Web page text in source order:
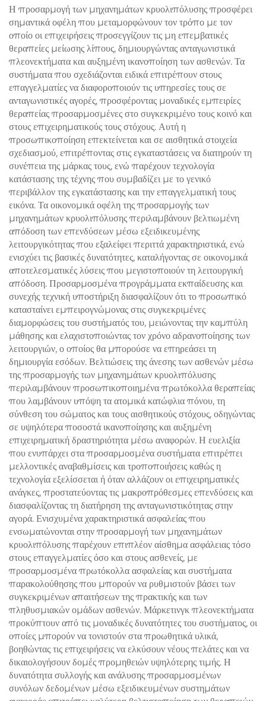
κρυοθεραπείας για μείωση
βάρους και αισθητική
φροντίδα
προστασία του επιδερμίδα
και συνεχή, μη επαφόμενη
χρήση σε κλινικές
Η προσαρμογή των μηχανημάτων κρυολιπόλυσης προσφέρει
σημαντικά οφέλη που μεταμορφώνουν τον τρόπο με τον
οποίο οι επιχειρήσεις προσεγγίζουν τις μη επεμβατικές
θεραπείες μείωσης λίπους, δημιουργώντας ανταγωνιστικά
πλεονεκτήματα και αυξημένη ικανοποίηση των ασθενών. Τα
συστήματα που σχεδιάζονται ειδικά επιτρέπουν στους
επαγγελματίες να διαφοροποιούν τις υπηρεσίες τους σε
ανταγωνιστικές αγορές, προσφέροντας μοναδικές εμπειρίες
θεραπείας προσαρμοσμένες στο συγκεκριμένο τους κοινό και
στους επιχειρηματικούς τους στόχους. Αυτή η
προσωπικοποίηση επεκτείνεται και σε αισθητικά στοιχεία
σχεδιασμού, επιτρέποντας στις εγκαταστάσεις να διατηρούν τη
συνέπεια της μάρκας τους, ενώ παρέχουν τεχνολογία
κατάστασης της τέχνης που συμβαδίζει με το γενικό
περιβάλλον της εγκατάστασης και την επαγγελματική τους
εικόνα. Τα οικονομικά οφέλη της προσαρμογής των
μηχανημάτων κρυολιπόλυσης περιλαμβάνουν βελτιωμένη
απόδοση των επενδύσεων μέσω εξειδικευμένης
λειτουργικότητας που εξαλείφει περιττά χαρακτηριστικά, ενώ
ενισχύει τις βασικές δυνατότητες, καταλήγοντας σε οικονομικά
αποτελεσματικές λύσεις που μεγιστοποιούν τη λειτουργική
απόδοση. Προσαρμοσμένα προγράμματα εκπαίδευσης και
συνεχής τεχνική υποστήριξη διασφαλίζουν ότι το προσωπικό
κατασταίνει εμπειρογνώμονας στις συγκεκριμένες
διαμορφώσεις του συστήματός του, μειώνοντας την καμπύλη
μάθησης και ελαχιστοποιώντας τον χρόνο αδρανοποίησης των
λειτουργιών, ο οποίος θα μπορούσε να επηρεάσει τη
δημιουργία εσόδων. Βελτιώσεις της άνεσης των ασθενών μέσω
της προσαρμογής των μηχανημάτων κρυολιπόλυσης
περιλαμβάνουν προσωπικοποιημένα πρωτόκολλα θεραπείας
που λαμβάνουν υπόψη τα ατομικά κατώφλια πόνου, τη
σύνθεση του σώματος και τους αισθητικούς στόχους, οδηγώντας
σε υψηλότερα ποσοστά ικανοποίησης και αυξημένη
επιχειρηματική δραστηριότητα μέσω αναφορών. Η ευελιξία
που ενυπάρχει στα προσαρμοσμένα συστήματα επιτρέπει
μελλοντικές αναβαθμίσεις και τροποποιήσεις καθώς η
τεχνολογία εξελίσσεται ή όταν αλλάζουν οι επιχειρηματικές
ανάγκες, προστατεύοντας τις μακροπρόθεσμες επενδύσεις και
διασφαλίζοντας τη διατήρηση της ανταγωνιστικότητας στην
αγορά. Ενισχυμένα χαρακτηριστικά ασφαλείας που
ενσωματώνονται στην προσαρμογή των μηχανημάτων
κρυολιπόλυσης παρέχουν επιπλέον αίσθημα ασφάλειας τόσο
στους επαγγελματίες όσο και στους ασθενείς, με
προσαρμοσμένα πρωτόκολλα ασφαλείας και συστήματα
παρακολούθησης που μπορούν να ρυθμιστούν βάσει των
συγκεκριμένων απαιτήσεων της πρακτικής και των
πληθυσμιακών ομάδων ασθενών. Μάρκετινγκ πλεονεκτήματα
προκύπτουν από τις μοναδικές δυνατότητες του συστήματος, οι
οποίες μπορούν να τονιστούν στα προωθητικά υλικά,
βοηθώντας τις επιχειρήσεις να ελκύσουν νέους πελάτες και να
δικαιολογήσουν δομές προμηθειών υψηλότερης τιμής. Η
δυνατότητα συλλογής και ανάλυσης προσαρμοσμένων
συνόλων δεδομένων μέσω εξειδικευμένων συστημάτων